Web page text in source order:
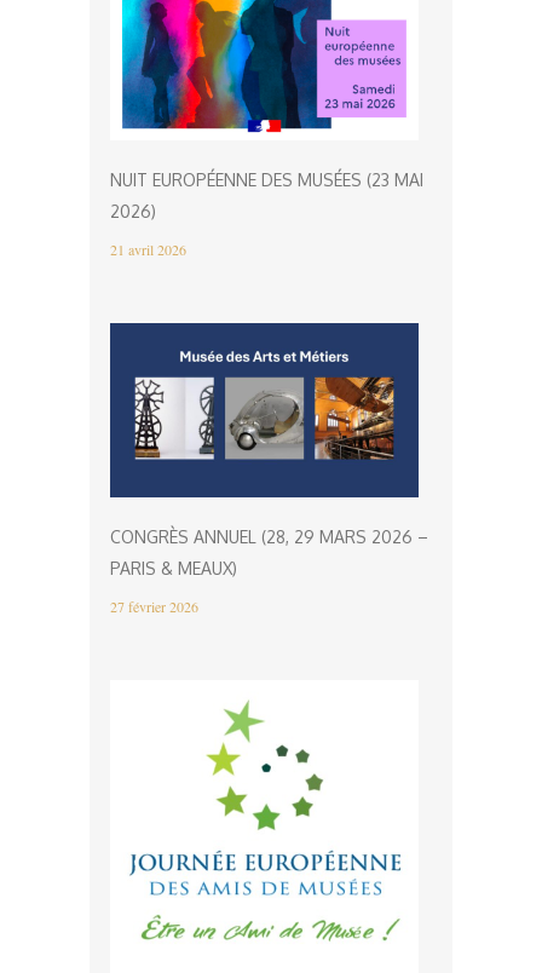
NUIT EUROPÉENNE DES MUSÉES (23 MAI
2026)
21 avril 2026
CONGRÈS ANNUEL (28, 29 MARS 2026 –
PARIS & MEAUX)
27 février 2026